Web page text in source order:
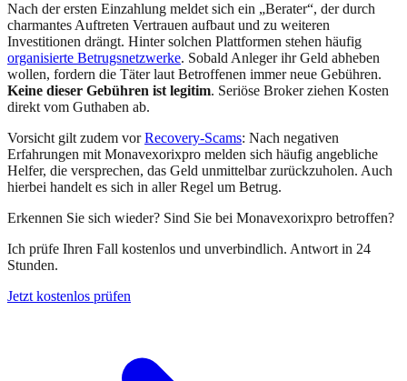
Nach der ersten Einzahlung meldet sich ein „Berater“, der durch
charmantes Auftreten Vertrauen aufbaut und zu weiteren
Investitionen drängt. Hinter solchen Plattformen stehen häufig
organisierte Betrugsnetzwerke. Sobald Anleger ihr Geld abheben
wollen, fordern die Täter laut Betroffenen immer neue Gebühren.
Keine dieser Gebühren ist legitim. Seriöse Broker ziehen Kosten
direkt vom Guthaben ab.
Vorsicht gilt zudem vor Recovery-Scams: Nach negativen
Erfahrungen mit Monavexorixpro melden sich häufig angebliche
Helfer, die versprechen, das Geld unmittelbar zurückzuholen. Auch
hierbei handelt es sich in aller Regel um Betrug.
Erkennen Sie sich wieder? Sind Sie bei Monavexorixpro betroffen?
Ich prüfe Ihren Fall kostenlos und unverbindlich. Antwort in 24
Stunden.
Jetzt kostenlos prüfen